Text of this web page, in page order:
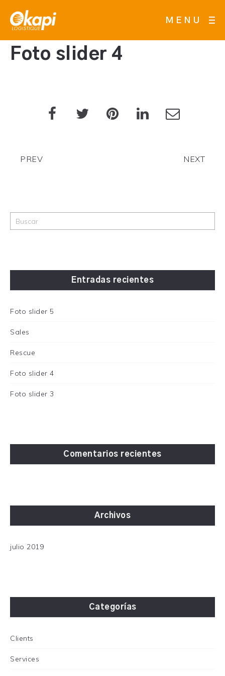
MENU
Foto slider 4
PREV NEXT
Entradas recientes
Foto slider 5
Sales
Rescue
Foto slider 4
Foto slider 3
Comentarios recientes
Archivos
julio 2019
Categorías
Clients
Services